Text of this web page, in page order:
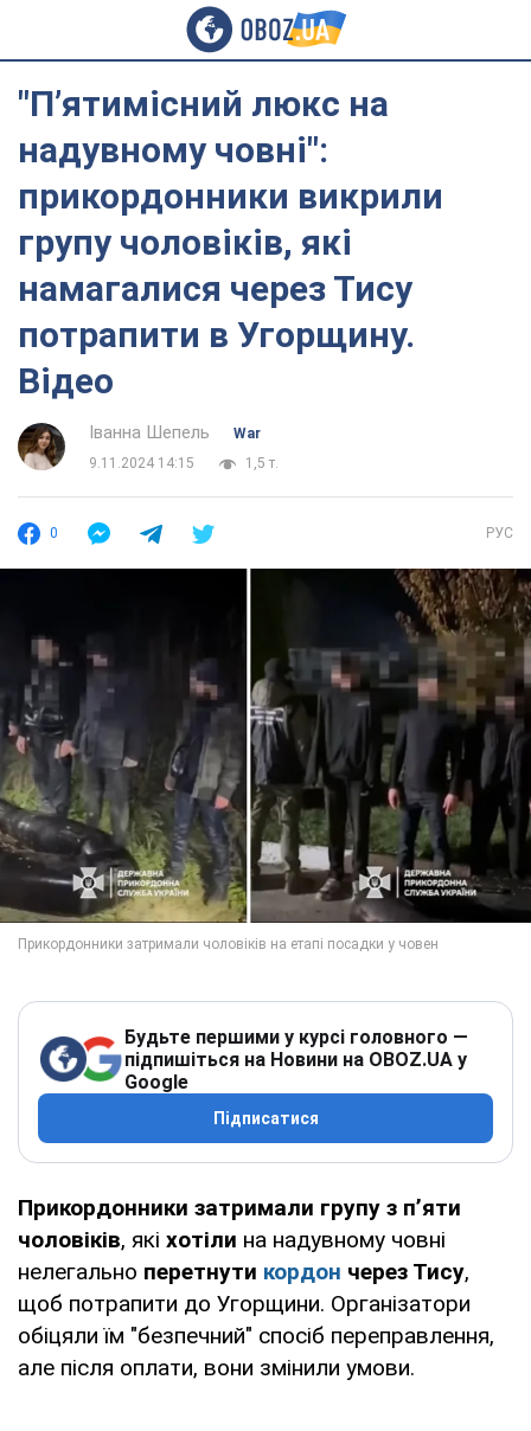
"Пʼятимісний люкс на
надувному човні":
прикордонники викрили
групу чоловіків, які
намагалися через Тису
потрапити в Угорщину.
Відео
Іванна Шепель
War
9.11.2024 14:15
1,5 т.
0 РУС
Будьте першими у курсі головного —
підпишіться на Новини на OBOZ.UA у
Google
Підписатися
Прикордонники затримали групу з п’яти
чоловіків, які хотіли на надувному човні
нелегально перетнути кордон через Тису,
щоб потрапити до Угорщини. Організатори
обіцяли їм "безпечний" спосіб переправлення,
але після оплати, вони змінили умови.